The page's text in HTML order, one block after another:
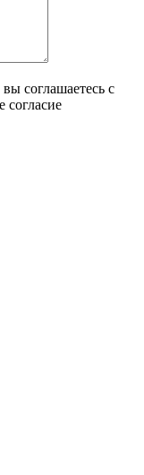
соглашаетесь с
согласие